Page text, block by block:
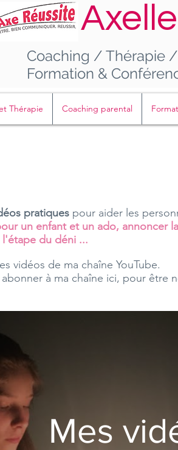
Coaching / Thérapie
Formation &
Thérapie Coaching parental
pratiques pour aider les
un enfant et un ado, annoncer
du déni ...
vidéos de ma chaîne YouTube.
à ma chaîne ici, pour être
Mes